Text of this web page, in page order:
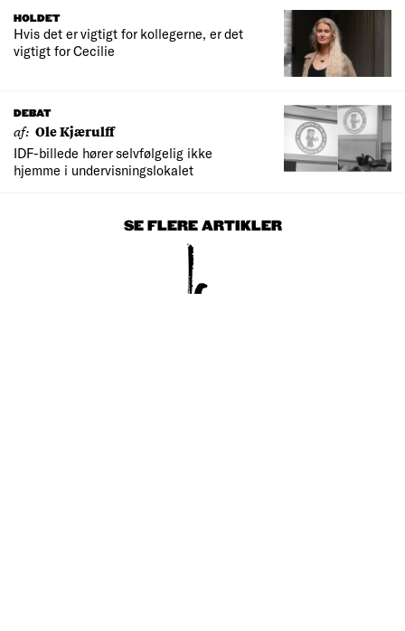
HOLDET
Hvis det er vigtigt for kollegerne, er det
vigtigt for Cecilie
DEBAT
af: Ole Kjærulff
IDF-billede hører selvfølgelig ikke
hjemme i undervisningslokalet
SE FLERE ARTIKLER